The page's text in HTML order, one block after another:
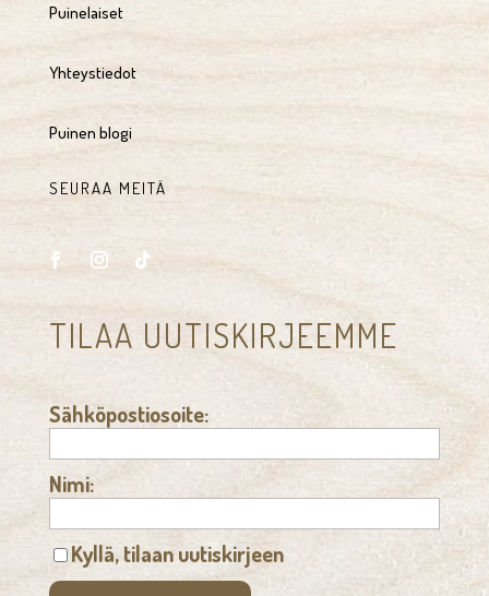
Puinelaiset
Yhteystiedot
Puinen blogi
SEURAA MEITÄ
TILAA UUTISKIRJEEMME
Sähköpostiosoite:
Nimi:
Kyllä, tilaan uutiskirjeen